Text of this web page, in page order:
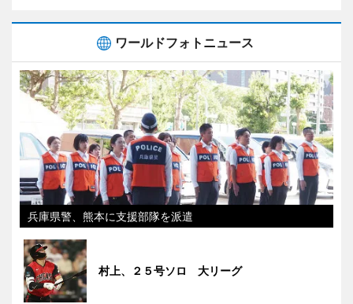
ワールドフォトニュース
兵庫県警、熊本に支援部隊を派遣
村上、２５号ソロ 大リーグ